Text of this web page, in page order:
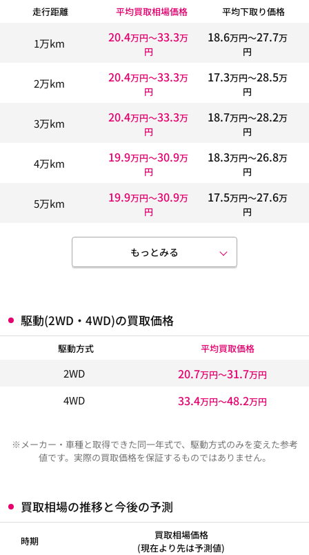
走行距離 平均買取相場価格 平均下取り価格
1万km 20.4万円〜33.3万
円
18.6万円〜27.7万
円
2万km 20.4万円〜33.3万
円
17.3万円〜28.5万
円
3万km 20.4万円〜33.3万
円
18.7万円〜28.2万
円
4万km 19.9万円〜30.9万
円
18.3万円〜26.8万
円
5万km 19.9万円〜30.9万
円
17.5万円〜27.6万
円
もっとみる
駆動(2WD・4WD)の買取価格
駆動方式 平均買取価格
2WD 20.7万円〜31.7万円
4WD 33.4万円〜48.2万円
※メーカー・車種と取得できた同一年式で、駆動方式のみを変えた参考
値です。実際の買取価格を保証するものではありません。
買取相場の推移と今後の予測
時期
買取相場価格
(現在より先は予測値)